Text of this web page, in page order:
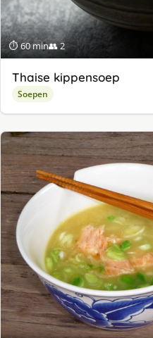
⏱ 60 min👥 2
Thaise kippensoep
Soepen